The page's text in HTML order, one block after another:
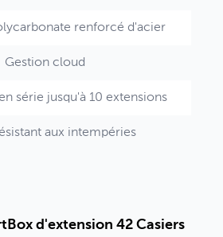
renforcé d'acier
Gestion cloud
série jusqu'à 10 extensions
aux intempéries
d'extension 42 Casiers